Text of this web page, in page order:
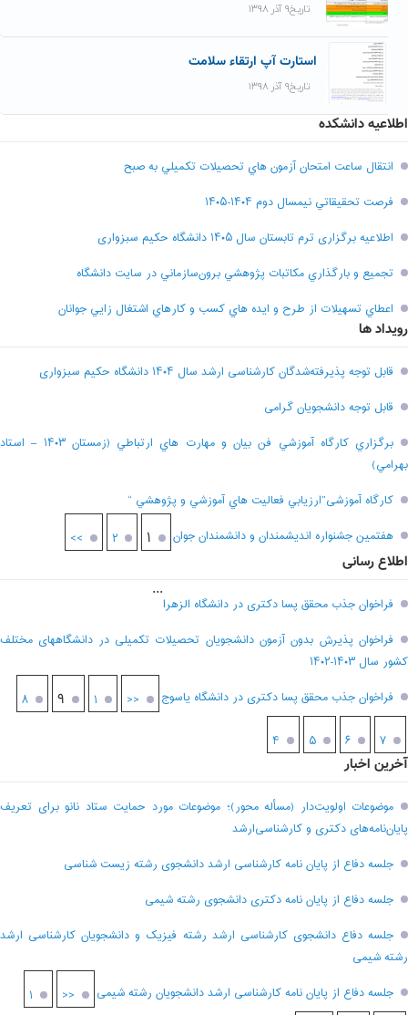
تاریخ۹ آذر ۱۳۹۸
استارت آپ ارتقاء سلامت
تاریخ۹ آذر ۱۳۹۸
اطلاعیه دانشکده
انتقال ساعت امتحان آزمون هاي تحصيلات تکميلي به صبح
فرصت تحقيقاتي نیمسال دوم ۱۴۰۴-۱۴۰۵
اطلاعیه برگزاری ترم تابستان سال ۱۴۰۵ دانشگاه حکیم سبزواری
تجميع و بارگذاري مکاتبات پژوهشي برون‌سازماني در سايت دانشگاه
اعطاي تسهيلات از طرح و ايده هاي کسب و کارهاي اشتغال زايي جوانان
رویداد ها
قابل توجه پذیرفته‌شدگان کارشناسی ارشد سال ۱۴۰۴ دانشگاه حکیم سبزواری
قابل توجه دانشجویان گرامی
برگزاري کارگاه آموزشي فن بيان و مهارت هاي ارتباطي (زمستان ۱۴۰۳ – استاد
بهرامي)
کارگاه آموزشی”ارزيابي فعاليت هاي آموزشي و پژوهشي “
هفتمين جشنواره انديشمندان و دانشمندان جوان
۱ ۲ >>
اطلاع رسانی
فراخوان جذب محقق پسا دکتری در دانشگاه الزهرا
فراخوان پذیرش بدون آزمون دانشجویان تحصیلات تکمیلی در دانشگاههای مختلف
کشور سال ۱۴۰۳-۱۴۰۲
فراخوان جذب محقق پسا دکتری در دانشگاه یاسوج
<< ۱
...
۴ ۵ ۶ ۷
۸ ۹
آخرین اخبار
موضوعات اولویت‌دار (مسأله محور)؛ موضوعات مورد حمایت ستاد نانو برای تعریف
پایان‌نامه‌های دکتری و کارشناسی‌ارشد
جلسه دفاع از پایان نامه کارشناسی ارشد دانشجوی رشته زیست شناسی
جلسه دفاع از پایان نامه دکتری دانشجوی رشته شیمی
جلسه دفاع دانشجوی کارشناسی ارشد رشته فیزیک و دانشجویان کارشناسی ارشد
رشته شیمی
جلسه دفاع از پایان نامه کارشناسی ارشد دانشجویان رشته شیمی
<< ۱